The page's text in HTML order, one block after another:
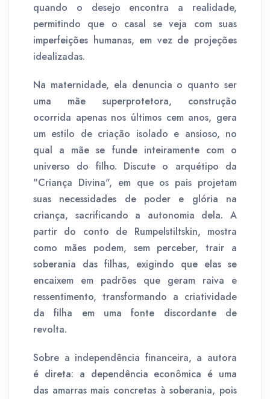
quando o desejo encontra a realidade,
permitindo que o casal se veja com suas
imperfeições humanas, em vez de projeções
idealizadas.
Na maternidade, ela denuncia o quanto ser
uma mãe superprotetora, construção
ocorrida apenas nos últimos cem anos, gera
um estilo de criação isolado e ansioso, no
qual a mãe se funde inteiramente com o
universo do filho. Discute o arquétipo da
"Criança Divina", em que os pais projetam
suas necessidades de poder e glória na
criança, sacrificando a autonomia dela. A
partir do conto de Rumpelstiltskin, mostra
como mães podem, sem perceber, trair a
soberania das filhas, exigindo que elas se
encaixem em padrões que geram raiva e
ressentimento, transformando a criatividade
da filha em uma fonte discordante de
revolta.
Sobre a independência financeira, a autora
é direta: a dependência econômica é uma
das amarras mais concretas à soberania, pois